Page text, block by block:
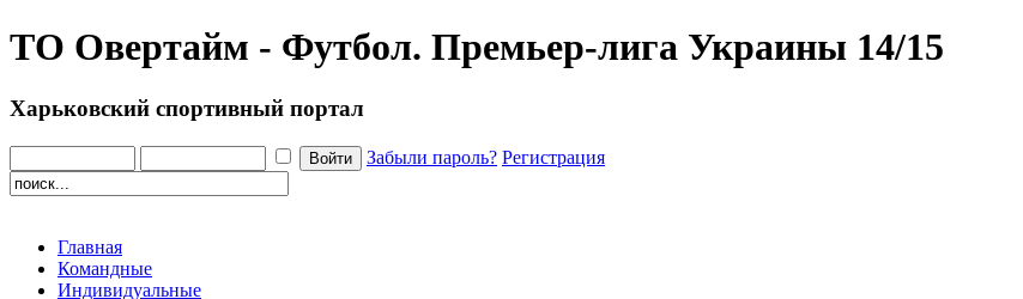
ТО Овертайм - Футбол. Премьер-лига Украины 14/15
Харьковский спортивный портал
Забыли пароль? Регистрация
Главная
Командные
Индивидуальные